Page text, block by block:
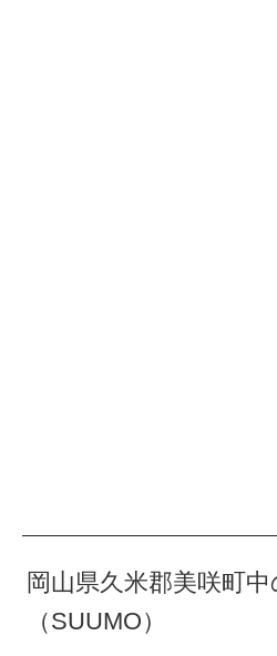
岡山県久米郡美咲町
（SUUMO）